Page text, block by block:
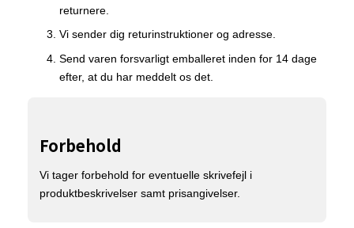
returnere.
Vi sender dig returinstruktioner og adresse.
Send varen forsvarligt emballeret inden for 14 dage
efter, at du har meddelt os det.
Forbehold
Vi tager forbehold for eventuelle skrivefejl i
produktbeskrivelser samt prisangivelser.